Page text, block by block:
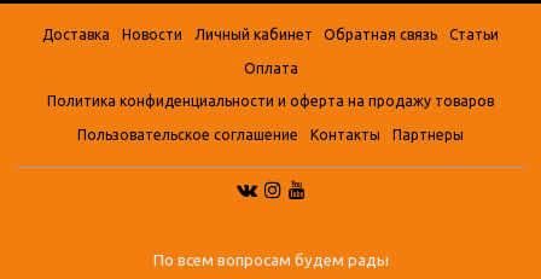
Доставка Новости Личный кабинет Обратная связь Статьи
Оплата
Политика конфиденциальности и оферта на продажу товаров
Пользовательское соглашение Контакты Партнеры
По всем вопросам будем рады